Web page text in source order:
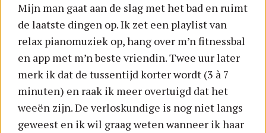
Mijn man gaat aan de slag met het bad en ruimt
de laatste dingen op. Ik zet een playlist van
relax pianomuziek op, hang over m’n fitnessbal
en app met m’n beste vriendin. Twee uur later
merk ik dat de tussentijd korter wordt (3 à 7
minuten) en raak ik meer overtuigd dat het
weeën zijn. De verloskundige is nog niet langs
geweest en ik wil graag weten wanneer ik haar